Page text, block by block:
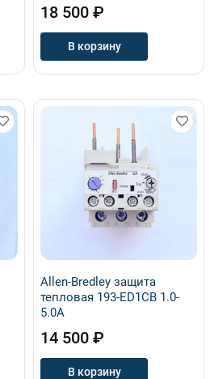
18 500 ₽
В корзину
Allen-Bredley защита
тепловая 193-ED1CB 1.0-
5.0A
14 500 ₽
В корзину